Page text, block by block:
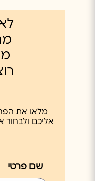
מלאו את
אליכם ולבחור
שם פרטי